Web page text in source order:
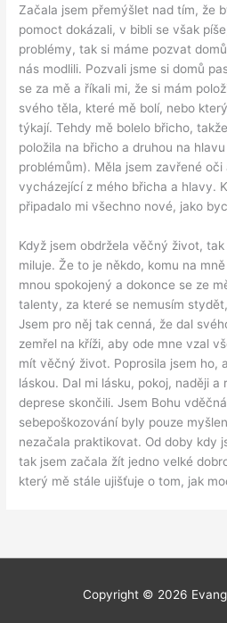
Začala jsem přemýšlet nad tím, že
pomoct dokázali, v bibli se však
problémy, tak si máme pozvat
nás modlili. Pozvali jsme si domů
se za mě a říkali mi, že si mám
svého těla, které mě bolí, nebo
týkají. Tehdy mě bolelo břicho,
položila na břicho a druhou na
problémům). Měla jsem zavřené
vycházející z mého břicha a hlavy.
připadalo mi všechno nové, jako
Když jsem obdržela věčný život,
miluje. Že to je někdo, komu na
mnou spokojený a dokonce se ze
talenty, za které se nemusím
Jsem pro něj tak cenná, že dal
zemřel na kříži, aby ode mne vzal
mít věčný život. Poprosila jsem ho,
láskou. Dal mi lásku, pokoj, naději
deprese skončili. Jsem Bohu
sebepoškozování byly pouze
nezačala praktikovat. Od doby kdy
tak jsem začala žít jedno velké
který mě stále ujišťuje o tom, jak
Copyright © 2026